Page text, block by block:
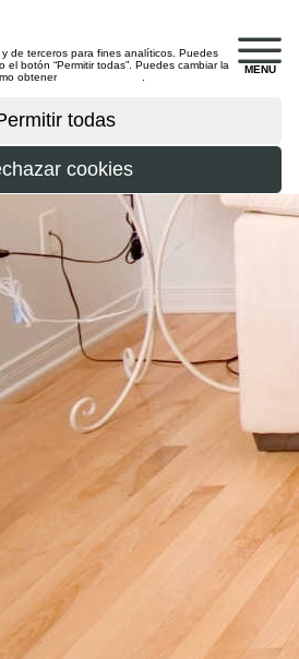
MENU
de terceros para fines analíticos. Puedes
botón “Permitir todas”. Puedes cambiar la
obtener